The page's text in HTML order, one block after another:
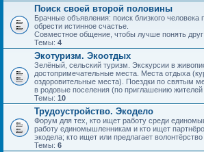
Поиск своей второй половины
Брачные объявления: поиск близкого
обрести истинное счастье.
Совместное общение, чтобы лучше понять друг
Темы: 4
Экотуризм. Экоотдых
Зелёный, сельский туризм. Экскурсии в
достопримечательные места. Места отдыха
оздоровительные места). Поездки по святым
в родовые поселения (по приглашению жителей
Темы: 10
Трудоустройство. Экодело
Форум для тех, кто ищет работу среди
работу единомышленникам и кто ищет
экодела; кто ищет или предлагает
Темы: 6